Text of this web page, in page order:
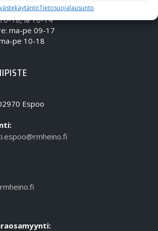
Tietosuojalausunto
18, la 10-14
ma-pe 09-17
pe 10-18
Espoo